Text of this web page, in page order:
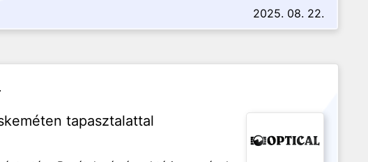
2025. 08. 22.
tapasztalattal